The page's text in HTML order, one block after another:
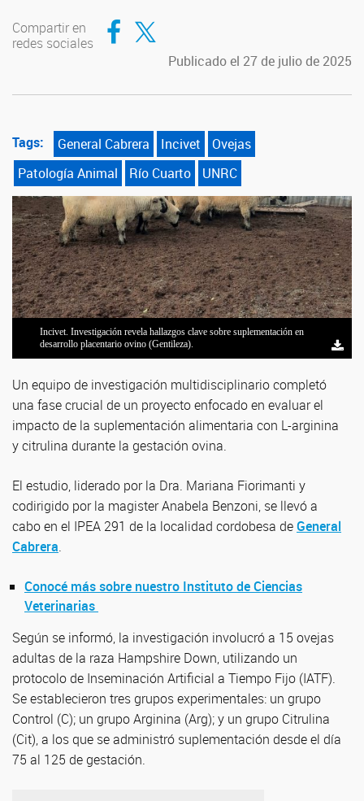
Compartir en
redes sociales
Compartir en Facebook
Compartir en Twitter
Publicado el 27 de julio de 2025
Tags: General Cabrera Incivet
Ovejas
Patología Animal
Río Cuarto UNRC
Incivet. Investigación revela hallazgos clave sobre suplementación en
desarrollo placentario ovino (Gentileza).
Un equipo de investigación multidisciplinario completó
una fase crucial de un proyecto enfocado en evaluar el
impacto de la suplementación alimentaria con L-arginina
y citrulina durante la gestación ovina.
El estudio, liderado por la Dra. Mariana Fiorimanti y
codirigido por la magister Anabela Benzoni, se llevó a
cabo en el IPEA 291 de la localidad cordobesa deGeneral
Cabrera.
Conocé más sobre nuestro Instituto de Ciencias
Veterinarias
Según se informó, la investigación involucró a 15 ovejas
adultas de la raza Hampshire Down, utilizando un
protocolo de Inseminación Artificial a Tiempo Fijo (IATF).
Se establecieron tres grupos experimentales: un grupo
Control (C); un grupo Arginina (Arg); y un grupo Citrulina
(Cit), a los que se administró suplementación desde el día
75 al 125 de gestación.